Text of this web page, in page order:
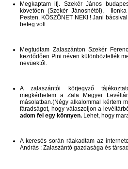
Megkaptam ifj. Szekér János
követően (Szekér Jánosnétól),
Pesten. KÖSZÖNET NEKI ! Jani
beteg volt.
Megtudtam Zalaszánton Szekér
kezdődően Pini néven különböztették
nevüektől.
A zalaszántói körjegyző
megkérhetem a Zala Megyei
másolatban.(Négy alkalommal kértem
fáradságot, hogy válaszoljon a
adom fel egy könnyen. Lehet, hogy
A keresés során ráakadtam az
András : Zalaszántó gazdasága és